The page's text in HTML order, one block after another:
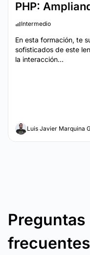
PHP:
Intermedio
En esta formación, te
sofisticados de este
la interacción...
Luis Javier Marquina
Preguntas
frecuentes